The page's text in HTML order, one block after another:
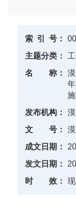
索 引 号：
主题分类：
名
称：
发布机构：
文
号：
成文日期：
发文日期：
时
效：